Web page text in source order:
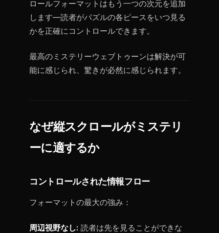
ロールフォーマットはもう一つの次元を追加
します—読者がパズルの各ピースをいつ見る
かを正確にコントロールできます。
最高のミステリーウェブトゥーンは解決が可
能に感じられ、驚きが必然に感じられます。
なぜ縦スクロールがミステリ
ーに適するか
コントロールされた情報フロー
フォーマットの最大の強み：
周辺視野なし: 読者は先を見ることができな